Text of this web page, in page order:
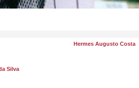
Hermes Augusto Costa
Silva